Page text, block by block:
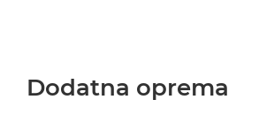
Dodatna oprema